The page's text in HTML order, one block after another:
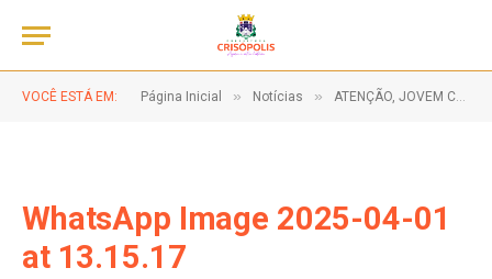
VOCÊ ESTÁ EM: Página Inicial » Notícias » ATENÇÃO, JOVEM CRISOPOLENSE!
WhatsApp Image 2025-04-01
at 13.15.17